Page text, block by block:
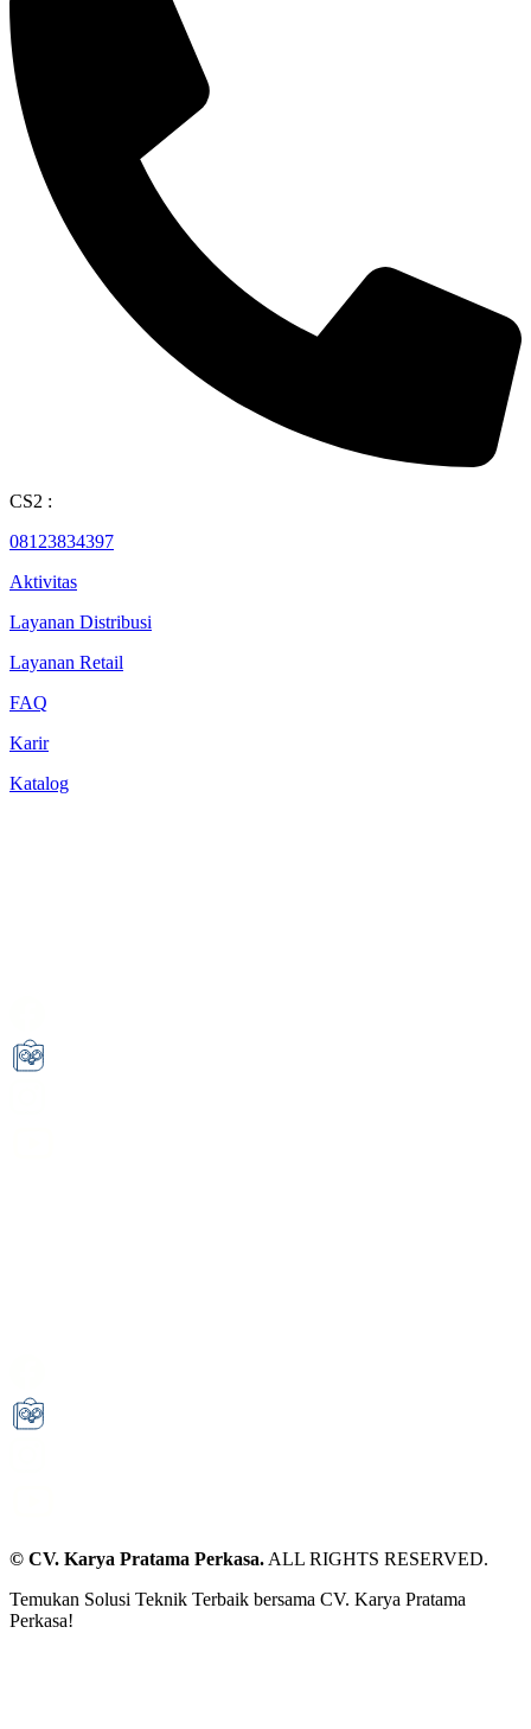
CS2 :
08123834397
Aktivitas
Layanan Distribusi
Layanan Retail
FAQ
Karir
Katalog
© CV. Karya Pratama Perkasa. ALL RIGHTS RESERVED.
Temukan Solusi Teknik Terbaik bersama CV. Karya Pratama
Perkasa!